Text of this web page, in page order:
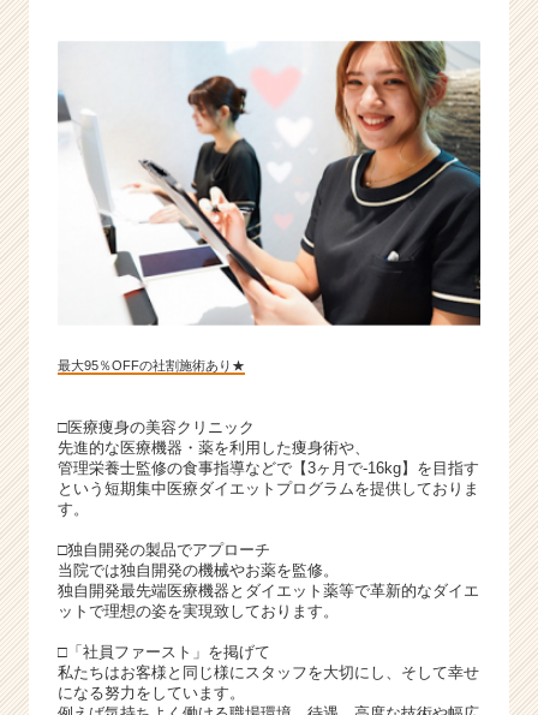
最大95％OFFの社割施術あり★
□医療痩身の美容クリニック
先進的な医療機器・薬を利用した痩身術や、
管理栄養士監修の食事指導などで【3ヶ月で-16kg】を目指す
という短期集中医療ダイエットプログラムを提供しておりま
す。
□独自開発の製品でアプローチ
当院では独自開発の機械やお薬を監修。
独自開発最先端医療機器とダイエット薬等で革新的なダイエ
ットで理想の姿を実現致しております。
□「社員ファースト」を掲げて
私たちはお客様と同じ様にスタッフを大切にし、そして幸せ
になる努力をしています。